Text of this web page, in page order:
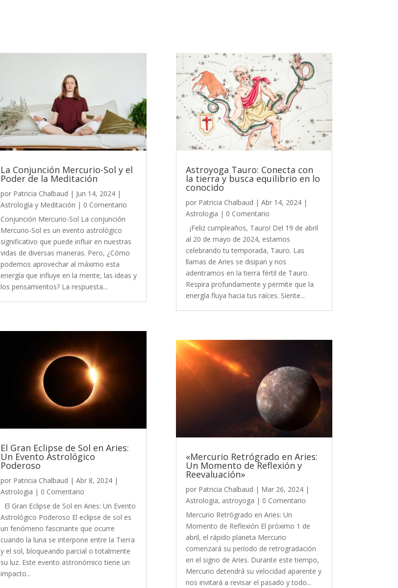
La Conjunción Mercurio-Sol y el
Poder de la Meditación
por Patricia Chalbaud | Jun 14, 2024|
Astrología y Meditación | 0 Comentario
Conjunción Mercurio-Sol La conjunción
Mercurio-Sol es un evento astrológico
significativo que puede influir en nuestras
vidas de diversas maneras. Pero, ¿Cómo
podemos aprovechar al máximo esta
energía que influye en la mente, las ideas y
los pensamientos? La respuesta...
El Gran Eclipse de Sol en Aries:
Un Evento Astrológico
Poderoso
por Patricia Chalbaud | Abr 8, 2024|
Astrologia | 0 Comentario
El Gran Eclipse de Sol en Aries: Un Evento
Astrológico Poderoso El eclipse de sol es
un fenómeno fascinante que ocurre
cuando la luna se interpone entre la Tierra
y el sol, bloqueando parcial o totalmente
su luz. Este evento astronómico tiene un
impacto...
Astroyoga Tauro: Conecta con
la tierra y busca equilibrio en lo
conocido
por Patricia Chalbaud | Abr 14, 2024|
Astrologia | 0 Comentario
¡Feliz cumpleaños, Tauro! Del 19 de abril
al 20 de mayo de 2024, estamos
celebrando tu temporada, Tauro. Las
llamas de Aries se disipan y nos
adentramos en la tierra fértil de Tauro.
Respira profundamente y permite que la
energía fluya hacia tus raíces. Siente...
«Mercurio Retrógrado en Aries:
Un Momento de Reflexión y
Reevaluación»
por Patricia Chalbaud | Mar 26, 2024|
Astrologia, astroyoga | 0 Comentario
Mercurio Retrógrado en Aries: Un
Momento de Reflexión El próximo 1 de
abril, el rápido planeta Mercurio
comenzará su período de retrogradación
en el signo de Aries. Durante este tiempo,
Mercurio detendrá su velocidad aparente y
nos invitará a revisar el pasado y todo...